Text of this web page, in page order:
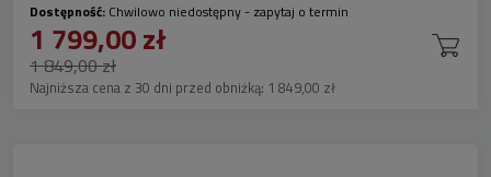
Dostępność: Chwilowo niedostępny - zapytaj o termin
1 799,00 zł
1 849,00 zł
Najniższa cena z 30 dni przed obniżką: 1 849,00 zł